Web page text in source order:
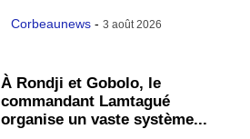
Corbeaunews - 3 août 2026
À Rondji et Gobolo, le
commandant Lamtagué
organise un vaste système...